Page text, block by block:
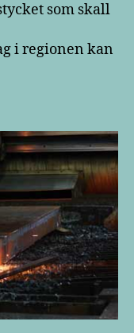
som skall
i regionen kan